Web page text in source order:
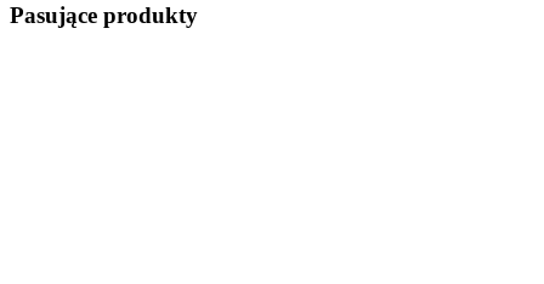
Pasujące produkty